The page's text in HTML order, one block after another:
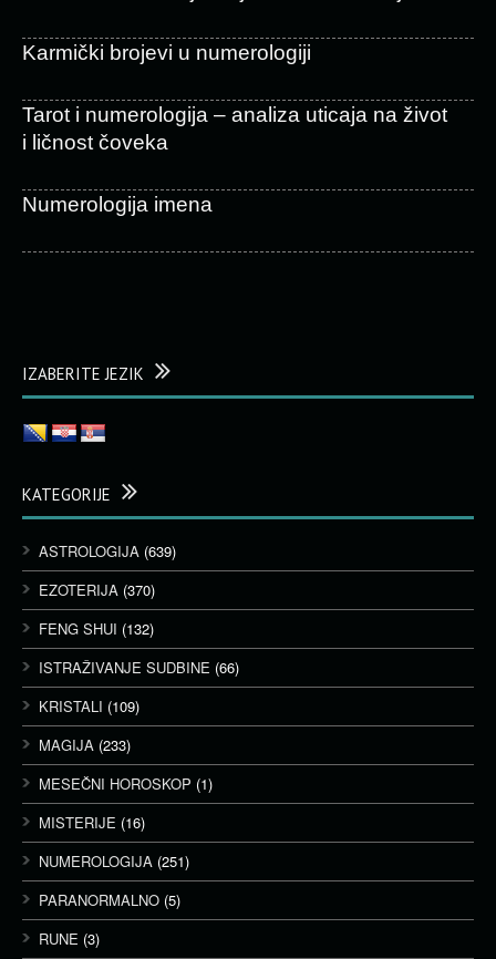
Karmički brojevi u numerologiji
Tarot i numerologija – analiza uticaja na život
i ličnost čoveka
Numerologija imena
IZABERITE JEZIK
KATEGORIJE
ASTROLOGIJA (639)
EZOTERIJA (370)
FENG SHUI (132)
ISTRAŽIVANJE SUDBINE (66)
KRISTALI (109)
MAGIJA (233)
MESEČNI HOROSKOP (1)
MISTERIJE (16)
NUMEROLOGIJA (251)
PARANORMALNO (5)
RUNE (3)